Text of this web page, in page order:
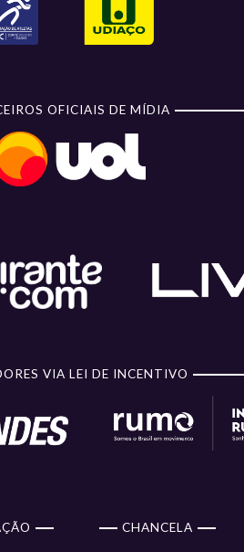
OFICIAIS DE MÍDIA
VIA LEI DE INCENTIVO
CHANCELA